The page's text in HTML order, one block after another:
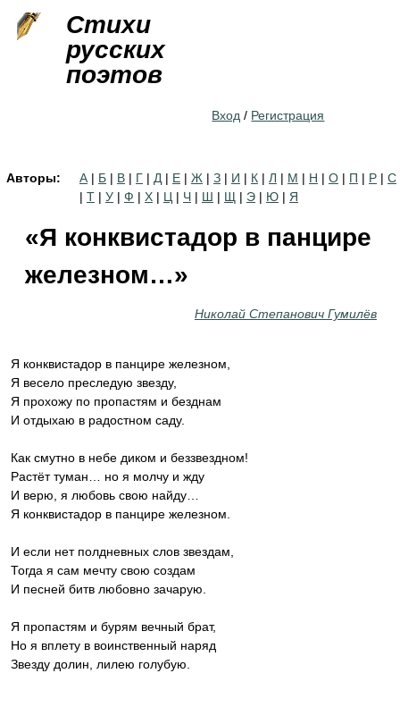
Стихи
русских
поэтов
Вход / Регистрация
Авторы: А | Б | В | Г | Д | Е | Ж | З | И | К | Л | М | Н | О | П | Р | С
| Т | У | Ф | Х | Ц | Ч | Ш | Щ | Э | Ю | Я
«Я конквистадор в панцире
железном…»
Николай Степанович Гумилёв
Я конквистадор в панцире железном,
Я весело преследую звезду,
Я прохожу по пропастям и безднам
И отдыхаю в радостном саду.
Как смутно в небе диком и беззвездном!
Растёт туман… но я молчу и жду
И верю, я любовь свою найду…
Я конквистадор в панцире железном.
И если нет полдневных слов звездам,
Тогда я сам мечту свою создам
И песней битв любовно зачарую.
Я пропастям и бурям вечный брат,
Но я вплету в воинственный наряд
Звезду долин, лилею голубую.